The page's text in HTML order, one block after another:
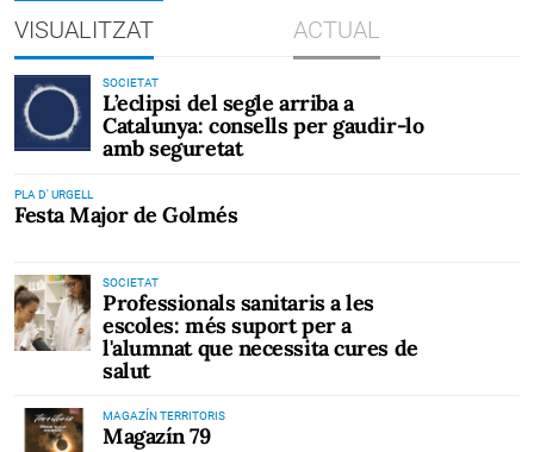
VISUALITZAT ACTUAL
SOCIETAT
L’eclipsi del segle arriba a
Catalunya: consells per gaudir-lo
amb seguretat
PLA D' URGELL
Festa Major de Golmés
SOCIETAT
Professionals sanitaris a les
escoles: més suport per a
l'alumnat que necessita cures de
salut
MAGAZÍN TERRITORIS
Magazín 79